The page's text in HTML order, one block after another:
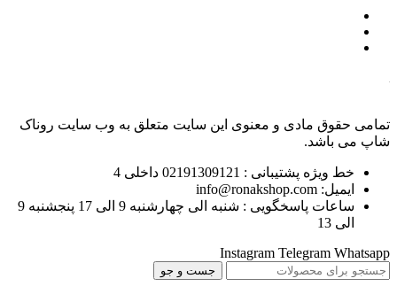
تمامی حقوق مادی و معنوی این سایت متعلق به وب سایت روناک
شاپ می باشد.
خط ویژه پشتیبانی : 02191309121 داخلی 4
ایمیل: info@ronakshop.com
ساعات پاسخگویی : شنبه الی چهارشنبه 9 الی 17 پنجشنبه 9
الی 13
Instagram Telegram Whatsapp
جست و جو